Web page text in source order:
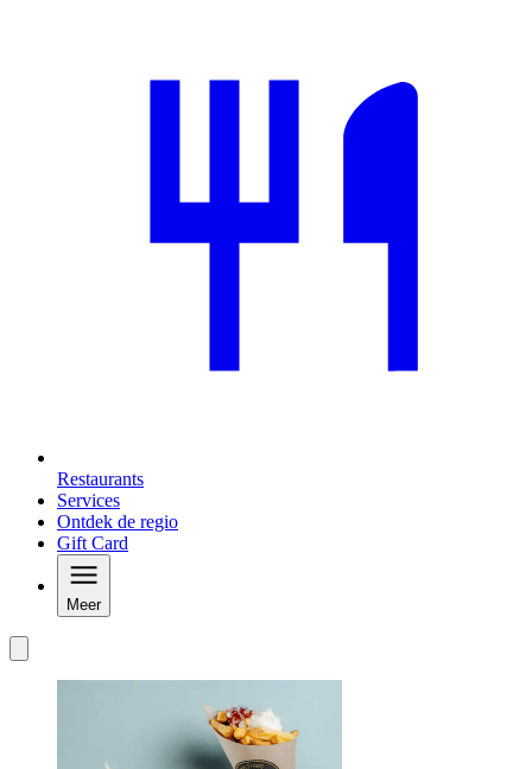
Restaurants
Services
Ontdek de regio
Gift Card
Meer